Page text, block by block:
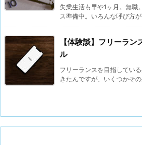
失業生活も早や1ヶ月。無職
ス準備中。いろんな呼び方
【体験談】フリーラ
ル
フリーランスを目指してい
きたんですが、いくつかそ